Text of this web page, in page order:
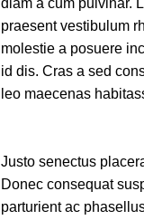
praesent vestibulum
molestie a posuere
id dis. Cras a sed
leo maecenas
Justo senectus
Donec consequat
parturient ac